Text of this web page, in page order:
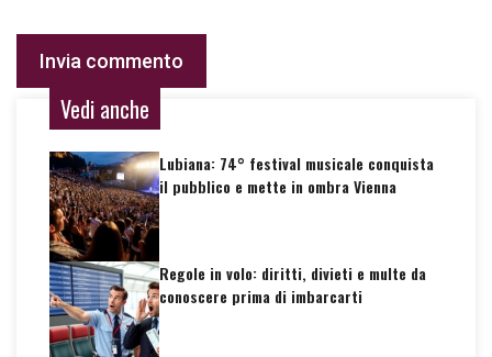
Vedi anche
Lubiana: 74° festival musicale conquista
il pubblico e mette in ombra Vienna
Regole in volo: diritti, divieti e multe da
conoscere prima di imbarcarti